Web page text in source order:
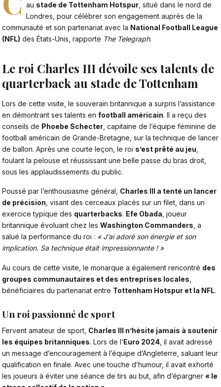
au stade de Tottenham Hotspur , situé dans le nord de
Londres, pour célébrer son engagement auprès de la
communauté et son partenariat avec la National Football League
(NFL) des États-Unis, rapporte The Telegraph.
Le roi Charles III dévoile ses talents de
quarterback au stade de Tottenham
Lors de cette visite, le souverain britannique a surpris l’assistance
en démontrant ses talents en football américain. Il a reçu des
conseils de Phoebe Schecter , capitaine de l’équipe féminine de
football américain de Grande-Bretagne, sur la technique de lancer
de ballon. Après une courte leçon, le roi s’est prêté au jeu
foulant la pelouse et réussissant une belle passe du bras droit,
sous les applaudissements du public.
Poussé par l’enthousiasme général, Charles III a tenté un lancer
de précision , visant des cerceaux placés sur un filet, dans un
exercice typique des quarterbacks. Efe Obada , joueur
britannique évoluant chez les Washington Commanders , a
salué la performance du roi : « J’ai adoré son énergie et son
implication. Sa technique était impressionnante ! »
Au cours de cette visite, le monarque a également rencontré des
groupes communautaires et des entreprises locales
bénéficiaires du partenariat entre Tottenham Hotspur et la NFL.
Un roi passionné de sport
Fervent amateur de sport, Charles III n’hésite jamais à soutenir
les équipes britanniques. Lors de l’Euro 2024 , il avait adressé
un message d’encouragement à l’équipe d’Angleterre, saluant leur
qualification en finale. Avec une touche d’humour, il avait exhorté
les joueurs à éviter une séance de tirs au but, afin d’épargner « le